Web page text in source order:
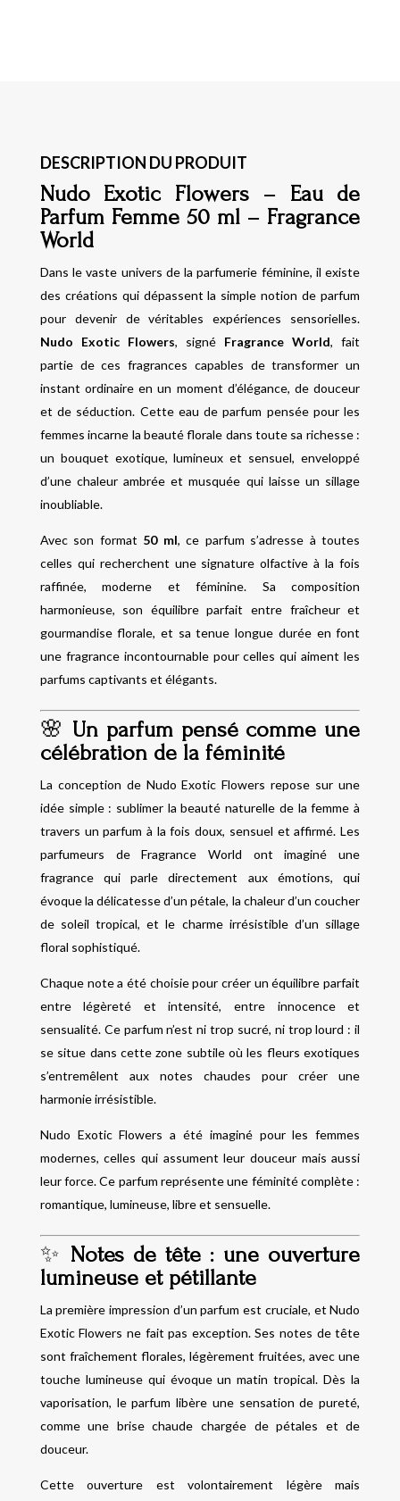
DESCRIPTION DU PRODUIT
Nudo Exotic Flowers – Eau de
Parfum Femme 50 ml – Fragrance
World
Dans le vaste univers de la parfumerie féminine, il existe
des créations qui dépassent la simple notion de parfum
pour devenir de véritables expériences sensorielles.
Nudo Exotic Flowers, signé Fragrance World, fait
partie de ces fragrances capables de transformer un
instant ordinaire en un moment d’élégance, de douceur
et de séduction. Cette eau de parfum pensée pour les
femmes incarne la beauté florale dans toute sa richesse :
un bouquet exotique, lumineux et sensuel, enveloppé
d’une chaleur ambrée et musquée qui laisse un sillage
inoubliable.
Avec son format 50 ml, ce parfum s’adresse à toutes
celles qui recherchent une signature olfactive à la fois
raffinée, moderne et féminine. Sa composition
harmonieuse, son équilibre parfait entre fraîcheur et
gourmandise florale, et sa tenue longue durée en font
une fragrance incontournable pour celles qui aiment les
parfums captivants et élégants.
🌸 Un parfum pensé comme une
célébration de la féminité
La conception de Nudo Exotic Flowers repose sur une
idée simple : sublimer la beauté naturelle de la femme à
travers un parfum à la fois doux, sensuel et affirmé. Les
parfumeurs de Fragrance World ont imaginé une
fragrance qui parle directement aux émotions, qui
évoque la délicatesse d’un pétale, la chaleur d’un coucher
de soleil tropical, et le charme irrésistible d’un sillage
floral sophistiqué.
Chaque note a été choisie pour créer un équilibre parfait
entre légèreté et intensité, entre innocence et
sensualité. Ce parfum n’est ni trop sucré, ni trop lourd : il
se situe dans cette zone subtile où les fleurs exotiques
s’entremêlent aux notes chaudes pour créer une
harmonie irrésistible.
Nudo Exotic Flowers a été imaginé pour les femmes
modernes, celles qui assument leur douceur mais aussi
leur force. Ce parfum représente une féminité complète :
romantique, lumineuse, libre et sensuelle.
✨ Notes de tête : une ouverture
lumineuse et pétillante
La première impression d’un parfum est cruciale, et Nudo
Exotic Flowers ne fait pas exception. Ses notes de tête
sont fraîchement florales, légèrement fruitées, avec une
touche lumineuse qui évoque un matin tropical. Dès la
vaporisation, le parfum libère une sensation de pureté,
comme une brise chaude chargée de pétales et de
douceur.
Cette ouverture est volontairement légère mais